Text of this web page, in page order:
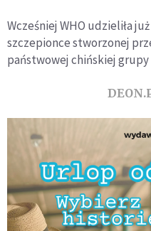
Wcześniej WHO udzieliła
szczepionce stworzonej
państwowej chińskiej